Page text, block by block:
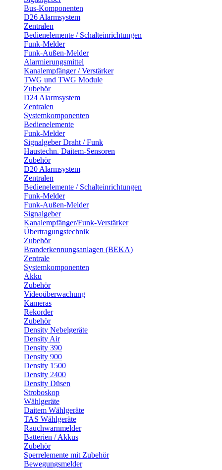
Bus-Komponenten
D26 Alarmsystem
Zentralen
Bedienelemente / Schalteinrichtungen
Funk-Melder
Funk-Außen-Melder
Alarmierungsmittel
Kanalempfänger / Verstärker
TWG und TWG Module
Zubehör
D24 Alarmsystem
Zentralen
Systemkomponenten
Bedienelemente
Funk-Melder
Signalgeber Draht / Funk
Haustechn. Daitem-Sensoren
Zubehör
D20 Alarmsystem
Zentralen
Bedienelemente / Schalteinrichtungen
Funk-Melder
Funk-Außen-Melder
Signalgeber
Kanalempfänger/Funk-Verstärker
Übertragungstechnik
Zubehör
Branderkennungsanlagen (BEKA)
Zentrale
Systemkomponenten
Akku
Zubehör
Videoüberwachung
Kameras
Rekorder
Zubehör
Density Nebelgeräte
Density Air
Density 390
Density 900
Density 1500
Density 2400
Density Düsen
Stroboskop
Wählgeräte
Daitem Wählgeräte
TAS Wählgeräte
Rauchwarnmelder
Batterien / Akkus
Zubehör
Sperrelemente mit Zubehör
Bewegungsmelder